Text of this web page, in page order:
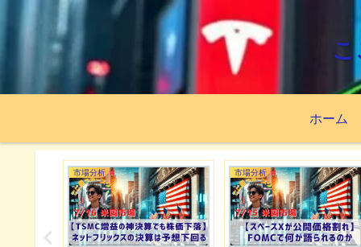
ホーム
市場分析 市場分析